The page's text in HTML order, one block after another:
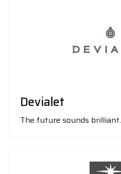
Devialet
The future sounds brilliant.